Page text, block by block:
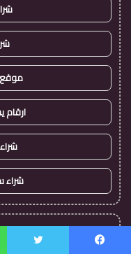
موقع
ارقام
شراء